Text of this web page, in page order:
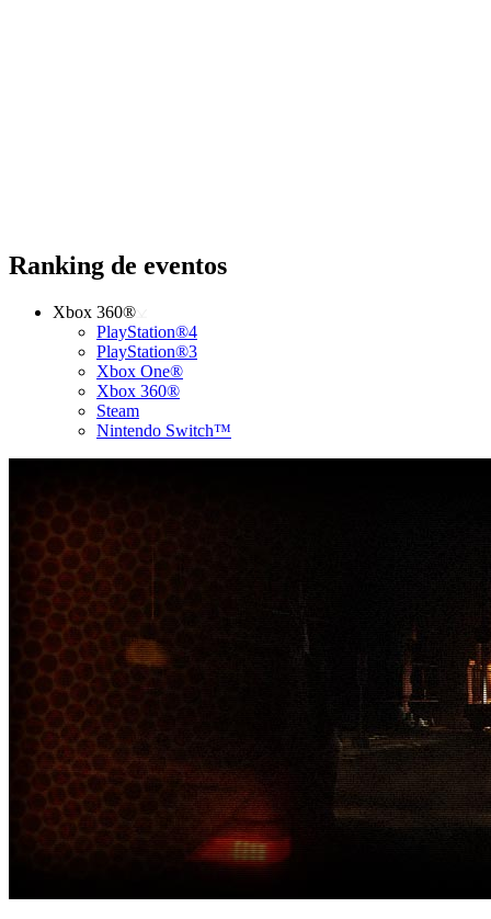
Ranking de eventos
Xbox 360®
PlayStation®4
PlayStation®3
Xbox One®
Xbox 360®
Steam
Nintendo Switch™